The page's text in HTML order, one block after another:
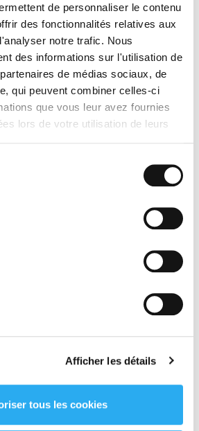
de personnaliser le contenu
des fonctionnalités relatives aux
notre trafic. Nous
des informations sur l'utilisation de
de médias sociaux, de
qui peuvent combiner celles-ci
que vous leur avez fournies
lors de votre utilisation de leurs
Afficher les détails
tous les cookies
NOUS ?
Express agit en tant que
commissionnaire de transport et